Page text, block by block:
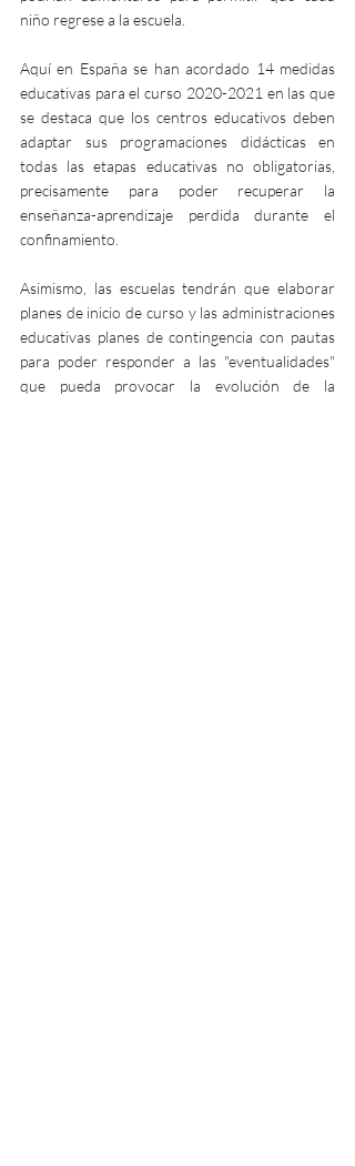
niño regrese a la escuela.
Aquí en España se han acordado 14 medidas
educativas para el curso 2020-2021 en las que
se destaca que los centros educativos deben
adaptar sus programaciones didácticas en
todas las etapas educativas no obligatorias,
precisamente para poder recuperar la
enseñanza-aprendizaje perdida durante el
confinamiento.
Asimismo, las escuelas tendrán que elaborar
planes de inicio de curso y las administraciones
educativas planes de contingencia con pautas
para poder responder a las "eventualidades"
que pueda provocar la evolución de la